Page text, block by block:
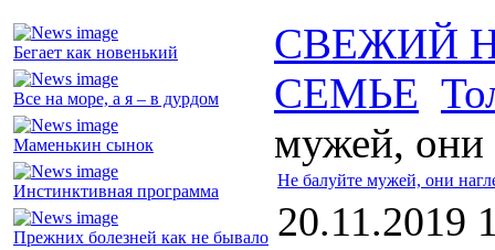
Бегает как новенький
Все на море, а я – в дурдом
Маменькин сынок
Инстинктивная программа
Прежних болезней как не бывало
СВЕЖИЙ
СЕМЬЕ
мужей, они
Не балуйте мужей, они
20.11.2019